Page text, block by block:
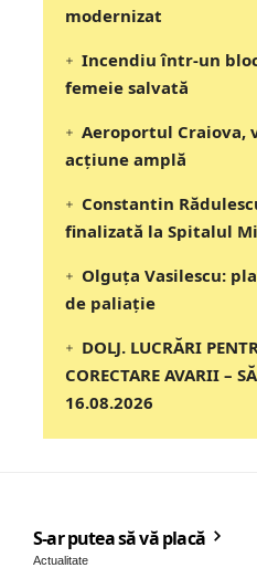
modernizat
Incendiu într-un
femeie salvată
Aeroportul Craiova,
acțiune amplă
Constantin
finalizată la Spitalul
Olguța Vasilescu:
de paliație
DOLJ. LUCRĂRI
CORECTARE AVARII –
16.08.2026
S-ar putea să vă placă
Actualitate